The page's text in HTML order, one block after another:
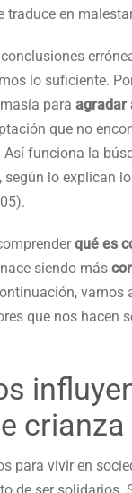
traduce en
lo suficiente.
para agradar
que no
funciona la
, según lo explican
qué es
siendo más
vamos
que nos hacen
crianza
para vivir en